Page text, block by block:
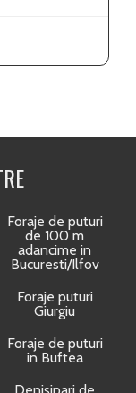
Foraje de puturi
de 100 m
adancime in
Bucuresti/Ilfov
Foraje puturi
Giurgiu
Foraje de puturi
in Buftea